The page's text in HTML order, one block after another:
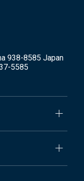
938-8585 Japan
5585